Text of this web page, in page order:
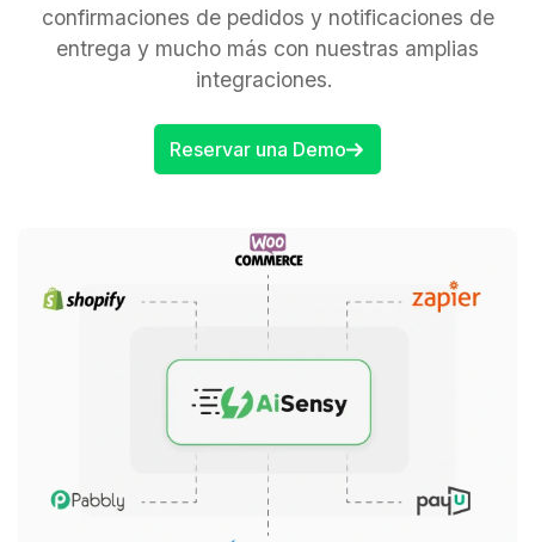
confirmaciones de pedidos y notificaciones de
entrega y mucho más con nuestras amplias
integraciones.
Reservar una Demo